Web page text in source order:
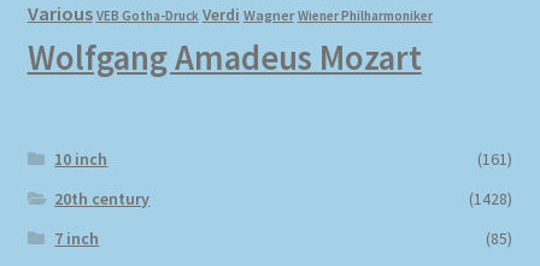
Various VEB Gotha-Druck Verdi Wagner Wiener Philharmoniker
Wolfgang Amadeus Mozart
10 inch
(161)
20th century
(1428)
7 inch
(85)